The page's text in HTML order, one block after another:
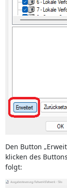
Den Button
klicken des
folgt: